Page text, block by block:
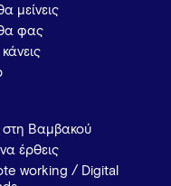
μείνεις
φας
στη Βαμβακού
να έρθεις
working / Digital